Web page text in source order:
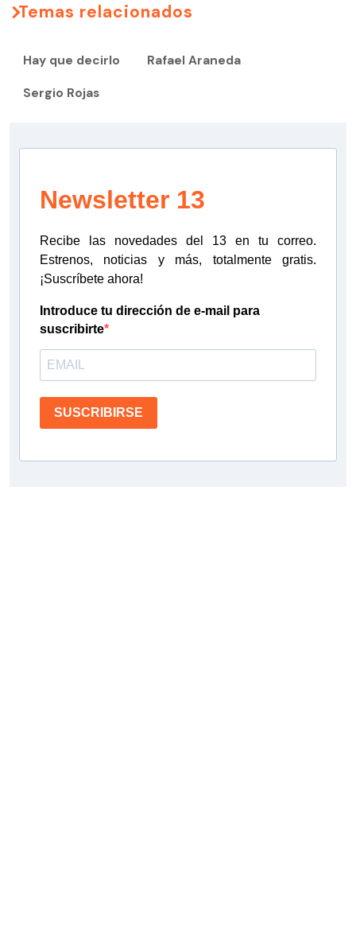
Temas relacionados
Hay que decirlo Rafael Araneda
Sergio Rojas
Newsletter 13
Recibe las novedades del 13 en tu correo.
Estrenos, noticias y más, totalmente gratis.
¡Suscríbete ahora!
Introduce tu dirección de e-mail para
suscribirte
SUSCRIBIRSE